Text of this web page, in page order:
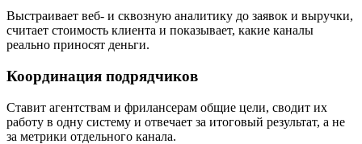
Выстраивает веб- и сквозную аналитику до заявок и выручки,
считает стоимость клиента и показывает, какие каналы
реально приносят деньги.
Координация подрядчиков
Ставит агентствам и фрилансерам общие цели, сводит их
работу в одну систему и отвечает за итоговый результат, а не
за метрики отдельного канала.